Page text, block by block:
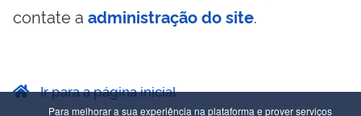
contate a administração do site.
Ir para a página inicial
Para melhorar a sua experiência na plataforma e prover serviços